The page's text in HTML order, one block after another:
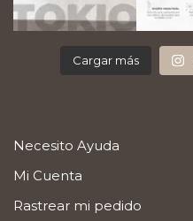
Cargar más
Necesito Ayuda
Mi Cuenta
Rastrear mi pedido